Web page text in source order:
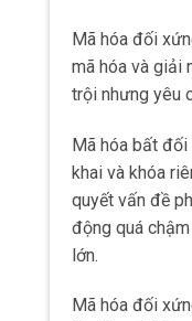
Mã hóa đối
mã hóa và giải
trội nhưng yêu
Mã hóa bất
khai và khóa
quyết vấn đề
động quá
lớn.
Mã hóa đối